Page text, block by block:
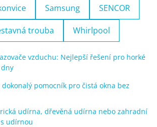
Samsung SENCOR
trouba Whirlpool
vzduchu: Nejlepší řešení pro horké
dokonalý pomocník pro čistá okna bez
udírna, dřevěná udírna nebo zahradní
udírnou